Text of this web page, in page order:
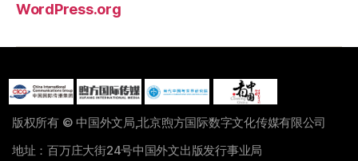
WordPress.org
版权所有 © 中国外文局,北京煦方国际数字文化传媒有限公司
地址：百万庄大街24号中国外文出版发行事业局